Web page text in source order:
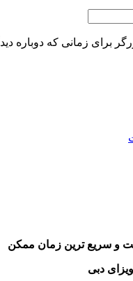
برای زمانی که دوباره
و سریع ترین زمان ممکن
دبی